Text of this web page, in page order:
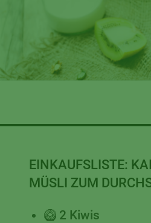
EINKAUFSLISTE:
MÜSLI ZUM
🥝 2 Kiwis